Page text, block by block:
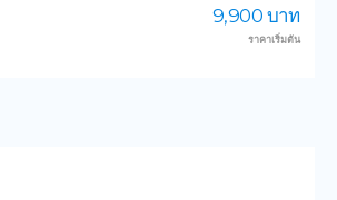
9,900 บาท
ราคาเริ่มต้น